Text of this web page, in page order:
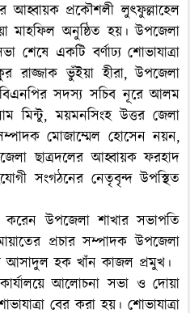
প্রকৌশলী লুৎফুল্লাহেল
মাহফিল অনুষ্ঠিত হয়। উপজেলা
একটি বর্ণাঢ্য শোভাযাত্রা
রাজ্জাক ভুঁইয়া হীরা, উপজেলা
সদস্য সচিব নূরে আলম
মিন্টু, ময়মনসিংহ উত্তর জেলা
মোজাম্মেল হোসেন নয়ন,
ছাত্রদলের আহ্বায়ক ফরহাদ
সংগঠনের নেতৃবৃন্দ উপস্থিত
উপজেলা শাখার সভাপতি
প্রচার সম্পাদক উপজেলা
আসাদুল হক খাঁন কাজল প্রমুখ।
আলোচনা সভা ও দোয়া
বের করা হয়। শোভাযাত্রা